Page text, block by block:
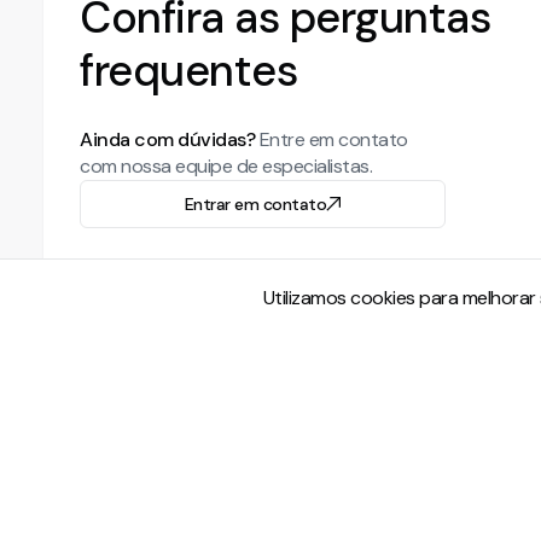
Confira as perguntas
frequentes
Ainda com dúvidas?Entre em contato
com nossa equipe de especialistas.
Entrar em contato
Utilizamos cookies para